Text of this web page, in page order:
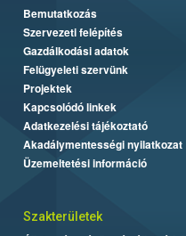
Bemutatkozás
Szervezeti felépítés
Gazdálkodási adatok
Felügyeleti szervünk
Projektek
Kapcsolódó linkek
Adatkezelési tájékoztató
Akadálymentességi nyilatkozat
Üzemeltetési információ
Szakterületek